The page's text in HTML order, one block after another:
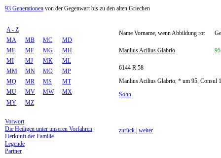
93 Generationen von der Gegenwart bis zu den alten Griechen
A - Z
MA
MB MC
MD
ME
MF MG
MH
MI
MJ MK
ML
MM
MN MO
MP
MQ
MR MS
MT
MU
MV MW
MX
MY
MZ
Vorwort
Die Heiligen unter unseren Vorfahren
Herkunft der Familie
Legende
Partner
Name Vorname, wenn Abbildung rot
Manlius Acilius Glabrio 95
6144 R 58
Manlius Acilius Glabrio, * um 95, Consul
Sohn
zurück weiter